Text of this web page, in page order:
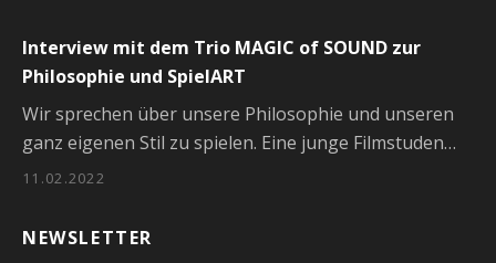
Interview mit dem Trio MAGIC of SOUND zur
Philosophie und SpielART
11.02.2022
Wir sprechen über unsere Philosophie und unseren
ganz eigenen Stil zu spielen. Eine junge Filmstuden…
NEWSLETTER